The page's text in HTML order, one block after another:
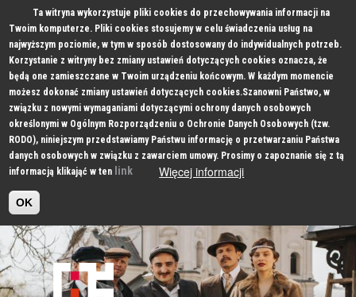
Ta witryna wykorzystuje pliki cookies do przechowywania informacji na
Twoim komputerze. Pliki cookies stosujemy w celu świadczenia usług na
najwyższym poziomie, w tym w sposób dostosowany do indywidualnych potrzeb.
Korzystanie z witryny bez zmiany ustawień dotyczących cookies oznacza, że
będą one zamieszczane w Twoim urządzeniu końcowym. W każdym momencie
możesz dokonać zmiany ustawień dotyczących cookies.Szanowni Państwo, w
związku z nowymi wymaganiami dotyczącymi ochrony danych osobowych
określonymi w Ogólnym Rozporządzeniu o Ochronie Danych Osobowych (tzw.
RODO), niniejszym przedstawiamy Państwu informację o przetwarzaniu Państwa
danych osobowych w związku z zawarciem umowy. Prosimy o zapoznanie się z tą
informacją klikająć w ten link Więcej informacji
OK